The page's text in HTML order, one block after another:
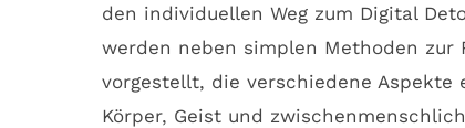
den individuellen Weg zum Digital
werden neben simplen Methoden zur
vorgestellt, die verschiedene
Körper, Geist und